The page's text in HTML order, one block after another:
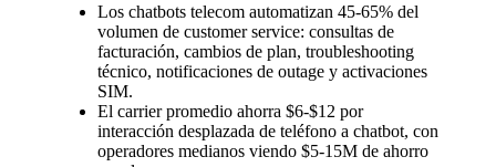
Los chatbots telecom automatizan 45-65% del
volumen de customer service: consultas de
facturación, cambios de plan, troubleshooting
técnico, notificaciones de outage y activaciones
SIM.
El carrier promedio ahorra $6-$12 por
interacción desplazada de teléfono a chatbot, con
operadores medianos viendo $5-15M de ahorro